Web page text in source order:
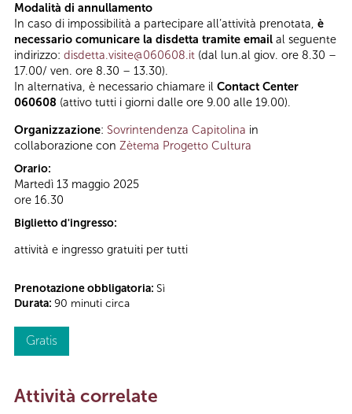
Modalità di annullamento
In caso di impossibilità a partecipare all’attività prenotata, è
necessario comunicare la disdetta tramite email al seguente
indirizzo: disdetta.visite@060608.it (dal lun.al giov. ore 8.30 –
17.00/ ven. ore 8.30 – 13.30).
In alternativa, è necessario chiamare il Contact Center
060608 (attivo tutti i giorni dalle ore 9.00 alle 19.00).
Organizzazione: Sovrintendenza Capitolina in
collaborazione con Zètema Progetto Cultura
Orario:
Martedì 13 maggio 2025
ore 16.30
Biglietto d'ingresso:
attività e ingresso gratuiti per tutti
Prenotazione obbligatoria: Sì
Durata: 90 minuti circa
Gratis
Attività correlate